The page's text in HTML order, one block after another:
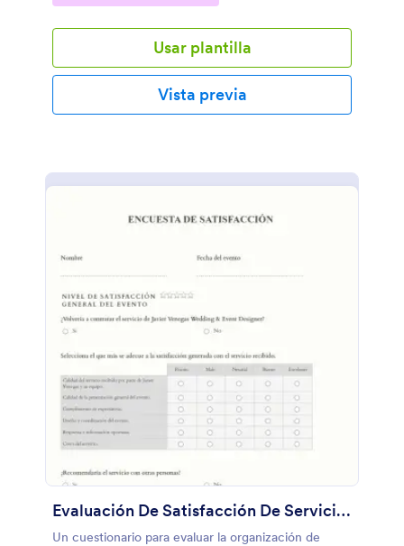
Usar plantilla
Vista previa
Evaluación De Satisfacción De Servicios
Un cuestionario para evaluar la organización de